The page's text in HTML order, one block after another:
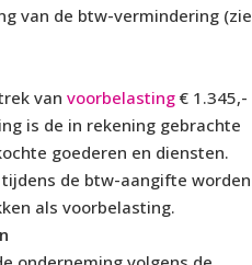
van de btw-vermindering (zie
van voorbelasting € 1.345,-
is de in rekening gebrachte
goederen en diensten.
de btw-aangifte worden
als voorbelasting.